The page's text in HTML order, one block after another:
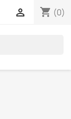
shopping_cart (0)
